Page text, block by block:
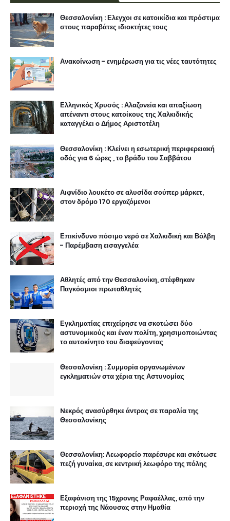
Θεσσαλονίκη : Ελεγχοι σε κατοικίδια και πρόστιμα
στους παραβάτες ιδιοκτήτες τους
Ανακοίνωση - ενημέρωση για τις νέες ταυτότητες
Ελληνικός Χρυσός : Αλαζονεία και απαξίωση
απέναντι στους κατοίκους της Χαλκιδικής
καταγγέλει ο Δήμος Αριστοτέλη
Θεσσαλονίκη : Κλείνει η εσωτερική περιφερειακή
οδός για 6 ώρες , το βράδυ του Σαββάτου
Αιφνίδιο λουκέτο σε αλυσίδα σούπερ μάρκετ,
στον δρόμο 170 εργαζόμενοι
Επικίνδυνο πόσιμο νερό σε Χαλκιδική και Βόλβη
- Παρέμβαση εισαγγελέα
Αθλητές από την Θεσσαλονίκη, στέφθηκαν
Παγκόσμιοι πρωταθλητές
Εγκληματίας επιχείρησε να σκοτώσει δύο
αστυνομικούς και έναν πολίτη, χρησιμοποιώντας
το αυτοκίνητο του διαφεύγοντας
Θεσσαλονίκη : Συμμορία οργανωμένων
εγκληματιών στα χέρια της Αστυνομίας
Nεκρός ανασύρθηκε άντρας σε παραλία της
Θεσσαλονίκης
Θεσσαλονίκη: Λεωφορείο παρέσυρε και σκότωσε
πεζή γυναίκα, σε κεντρική λεωφόρο της πόλης
Εξαφάνιση της 15χρονης Ραφαέλλας, από την
περιοχή της Νάουσας στην Ημαθία